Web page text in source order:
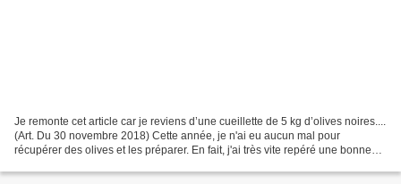
Je remonte cet article car je reviens d’une cueillette de 5 kg d’olives noires....
(Art. Du 30 novembre 2018) Cette année, je n'ai eu aucun mal pour
récupérer des olives et les préparer. En fait, j'ai très vite repéré une bonne